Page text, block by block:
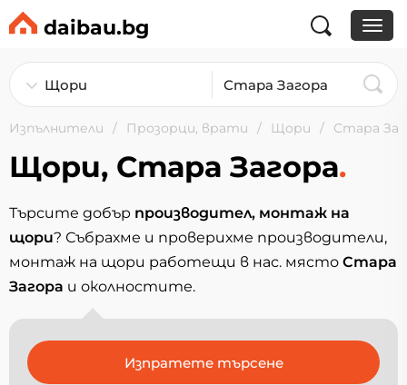
daibau.bg
Изпълнители Прозорци, врати Щори Стара
Щори, Стара Загора.
Търсите добър производител, монтаж на
щори? Събрахме и проверихме производители,
монтаж на щори работещи в нас. място Стара
Загора и околностите.